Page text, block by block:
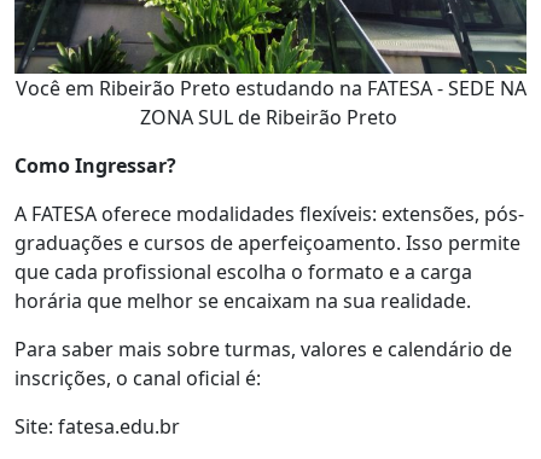
Você em Ribeirão Preto estudando na FATESA - SEDE NA
ZONA SUL de Ribeirão Preto
Como Ingressar?
A FATESA oferece modalidades flexíveis: extensões, pós-
graduações e cursos de aperfeiçoamento. Isso permite
que cada profissional escolha o formato e a carga
horária que melhor se encaixam na sua realidade.
Para saber mais sobre turmas, valores e calendário de
inscrições, o canal oficial é:
Site: fatesa.edu.br